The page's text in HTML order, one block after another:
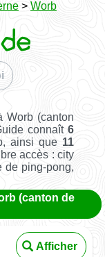
> Worb
Worb (canton
connaît6
ainsi que 11
accès : city
de ping-pong,
(canton de
Afficher